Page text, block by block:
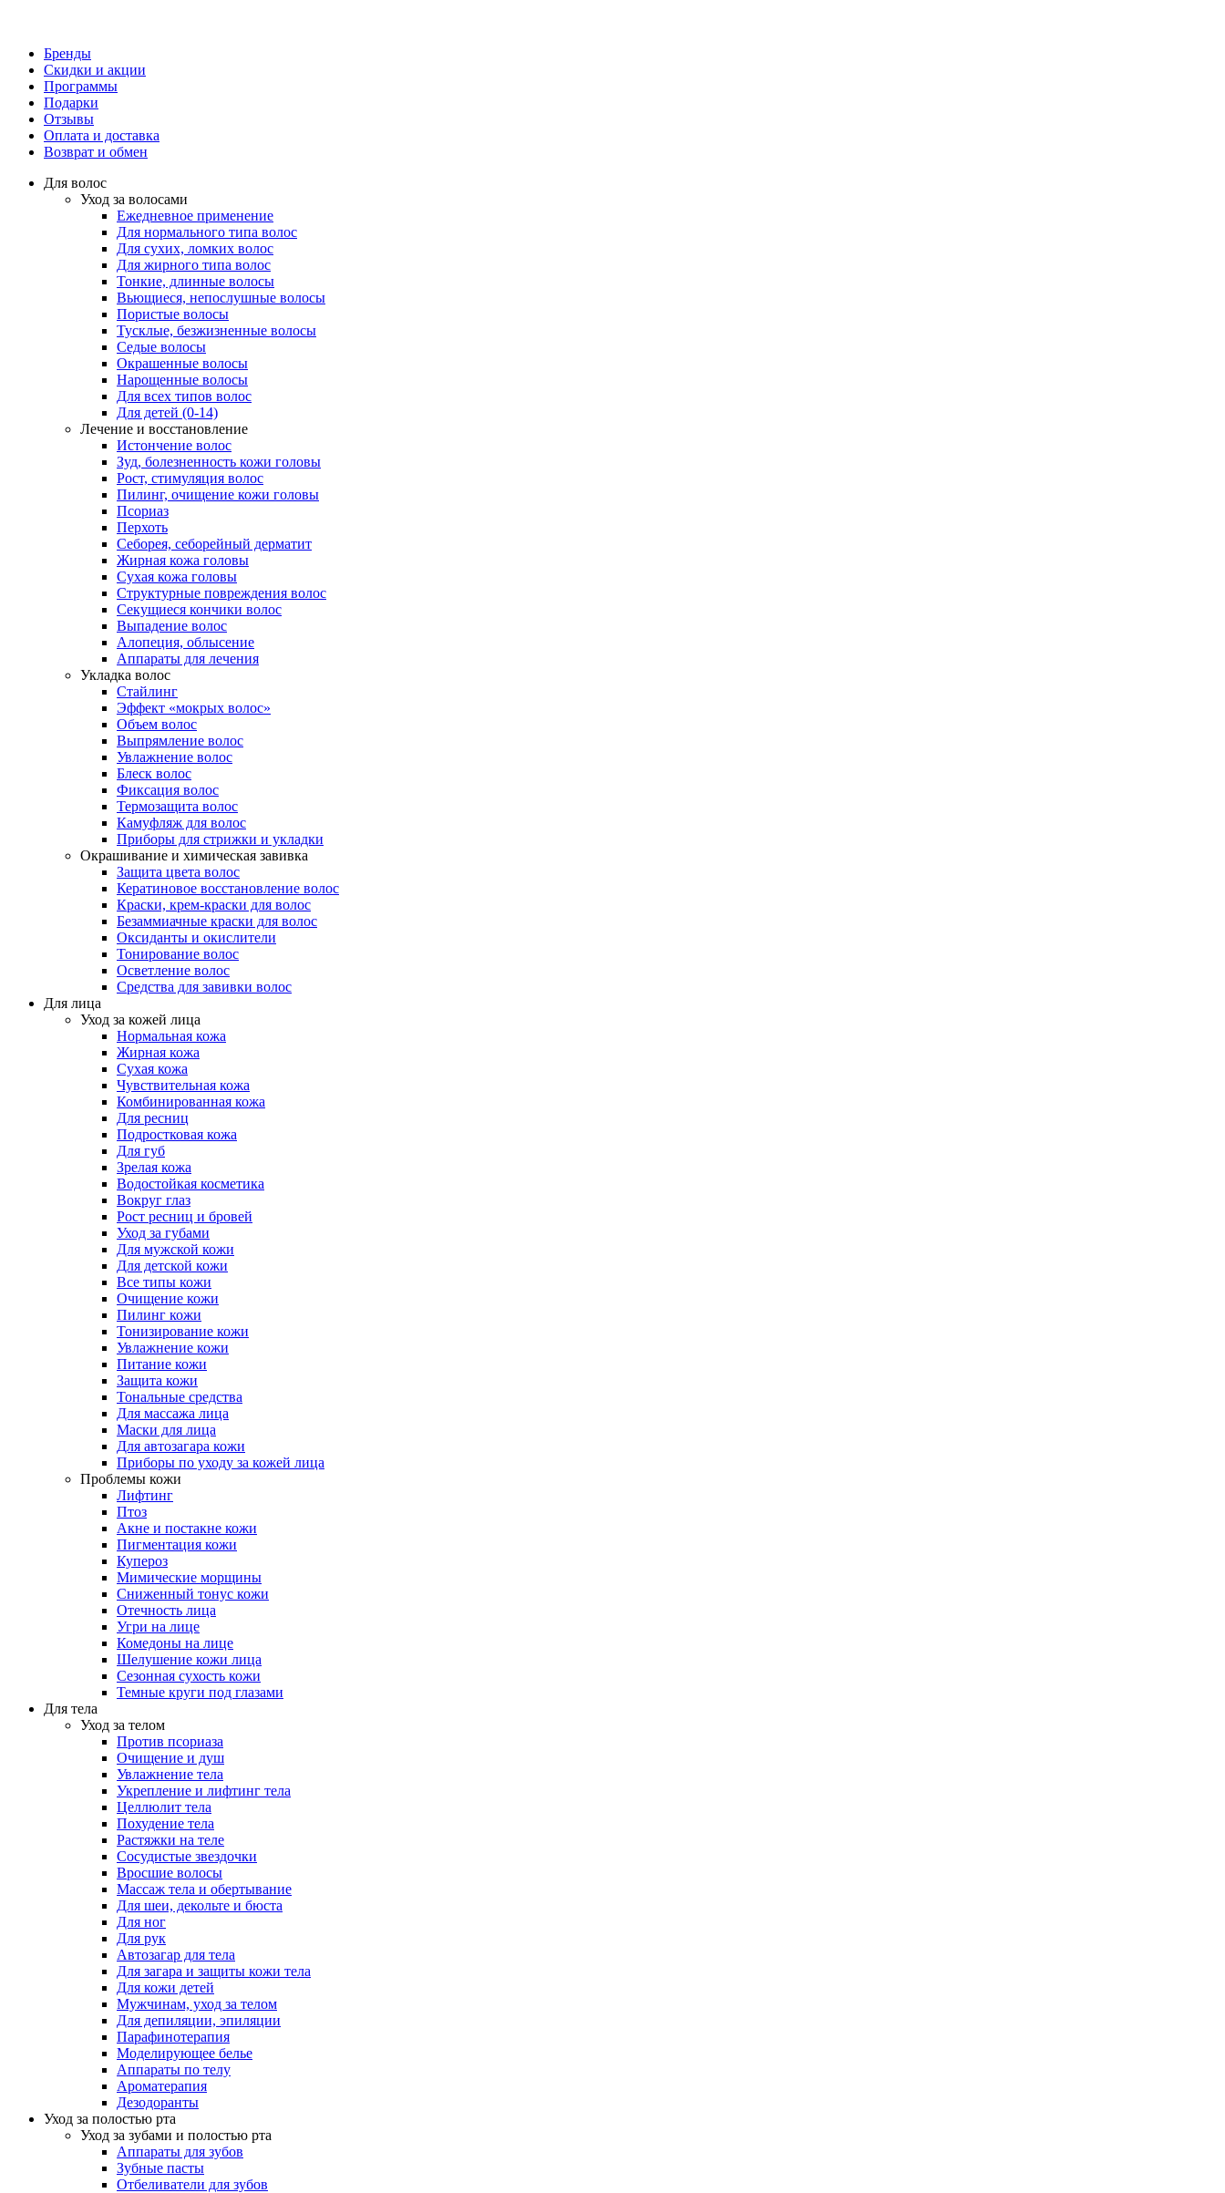
Бренды
Скидки и акции
Программы
Подарки
Отзывы
Оплата и доставка
Возврат и обмен
Для волос
Уход за волосами
Ежедневное применение
Для нормального типа волос
Для сухих, ломких волос
Для жирного типа волос
Тонкие, длинные волосы
Вьющиеся, непослушные волосы
Пористые волосы
Тусклые, безжизненные волосы
Седые волосы
Окрашенные волосы
Нарощенные волосы
Для всех типов волос
Для детей (0-14)
Лечение и восстановление
Истончение волос
Зуд, болезненность кожи головы
Рост, стимуляция волос
Пилинг, очищение кожи головы
Псориаз
Перхоть
Себорея, себорейный дерматит
Жирная кожа головы
Сухая кожа головы
Структурные повреждения волос
Секущиеся кончики волос
Выпадение волос
Алопеция, облысение
Аппараты для лечения
Укладка волос
Стайлинг
Эффект «мокрых волос»
Объем волос
Выпрямление волос
Увлажнение волос
Блеск волос
Фиксация волос
Термозащита волос
Камуфляж для волос
Приборы для стрижки и укладки
Окрашивание и химическая завивка
Защита цвета волос
Кератиновое восстановление волос
Краски, крем-краски для волос
Безаммиачные краски для волос
Оксиданты и окислители
Тонирование волос
Осветление волос
Средства для завивки волос
Для лица
Уход за кожей лица
Нормальная кожа
Жирная кожа
Сухая кожа
Чувствительная кожа
Комбинированная кожа
Для ресниц
Подростковая кожа
Для губ
Зрелая кожа
Водостойкая косметика
Вокруг глаз
Рост ресниц и бровей
Уход за губами
Для мужской кожи
Для детской кожи
Все типы кожи
Очищение кожи
Пилинг кожи
Тонизирование кожи
Увлажнение кожи
Питание кожи
Защита кожи
Тональные средства
Для массажа лица
Маски для лица
Для автозагара кожи
Приборы по уходу за кожей лица
Проблемы кожи
Лифтинг
Птоз
Акне и постакне кожи
Пигментация кожи
Купероз
Мимические морщины
Сниженный тонус кожи
Отечность лица
Угри на лице
Комедоны на лице
Шелушение кожи лица
Сезонная сухость кожи
Темные круги под глазами
Для тела
Уход за телом
Против псориаза
Очищение и душ
Увлажнение тела
Укрепление и лифтинг тела
Целлюлит тела
Похудение тела
Растяжки на теле
Сосудистые звездочки
Вросшие волосы
Массаж тела и обертывание
Для шеи, декольте и бюста
Для ног
Для рук
Автозагар для тела
Для загара и защиты кожи тела
Для кожи детей
Мужчинам, уход за телом
Для депиляции, эпиляции
Парафинотерапия
Моделирующее белье
Аппараты по телу
Ароматерапия
Дезодоранты
Уход за полостью рта
Уход за зубами и полостью рта
Аппараты для зубов
Зубные пасты
Отбеливатели для зубов